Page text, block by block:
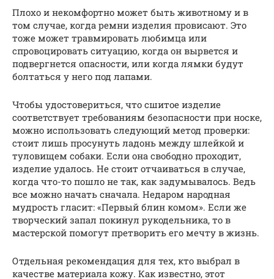
Плохо и некомфортно может быть животному и в
том случае, когда ремни изделия провисают. Это
тоже может травмировать любимца или
спровоцировать ситуацию, когда он вырвется и
подвергнется опасности, или когда лямки будут
болтаться у него под лапами.
Чтобы удостовериться, что сшитое изделие
соответствует требованиям безопасности при носке,
можно использовать следующий метод проверки:
стоит лишь просунуть ладонь между шлейкой и
туловищем собаки. Если она свободно проходит,
изделие удалось. Не стоит отчаиваться в случае,
когда что-то пошло не так, как задумывалось. Ведь
все можно начать сначала. Недаром народная
мудрость гласит: «Первый блин комом». Если же
творческий запал покинул рукодельника, то в
мастерской помогут претворить его мечту в жизнь.
Отдельная рекомендация для тех, кто выбрал в
качестве материала кожу. Как известно, этот